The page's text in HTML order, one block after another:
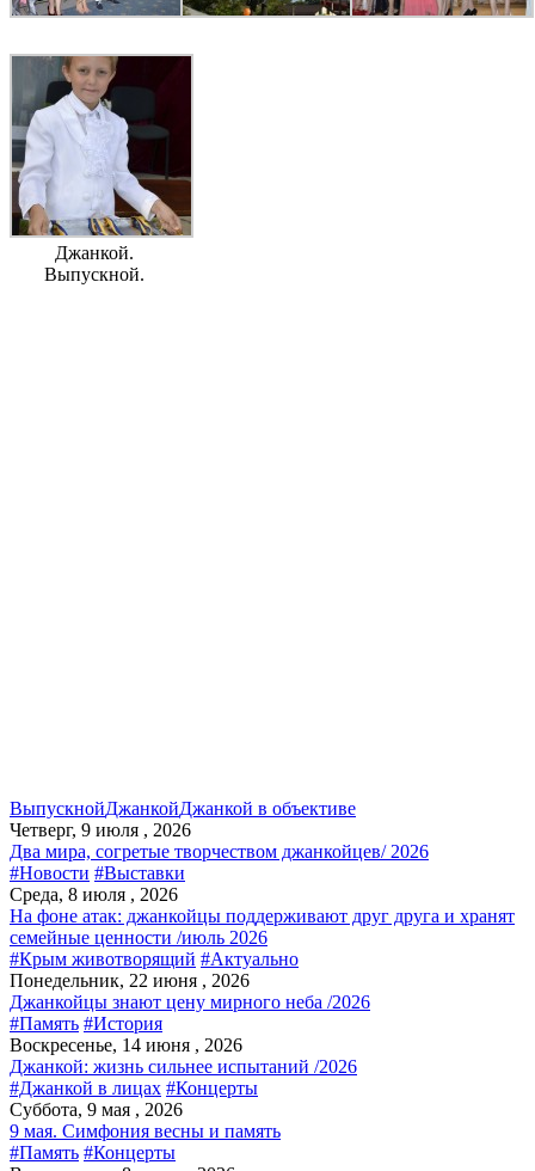
Джанкой.
Выпускной.
ВыпускнойДжанкойДжанкой в объективе
Четверг, 9 июля , 2026
Два мира, согретые творчеством джанкойцев/ 2026
#Новости #Выставки
Среда, 8 июля , 2026
На фоне атак: джанкойцы поддерживают друг друга и хранят
семейные ценности /июль 2026
#Крым животворящий #Актуально
Понедельник, 22 июня , 2026
Джанкойцы знают цену мирного неба /2026
#Память #История
Воскресенье, 14 июня , 2026
Джанкой: жизнь сильнее испытаний /2026
#Джанкой в лицах #Концерты
Суббота, 9 мая , 2026
9 мая. Симфония весны и память
#Память #Концерты